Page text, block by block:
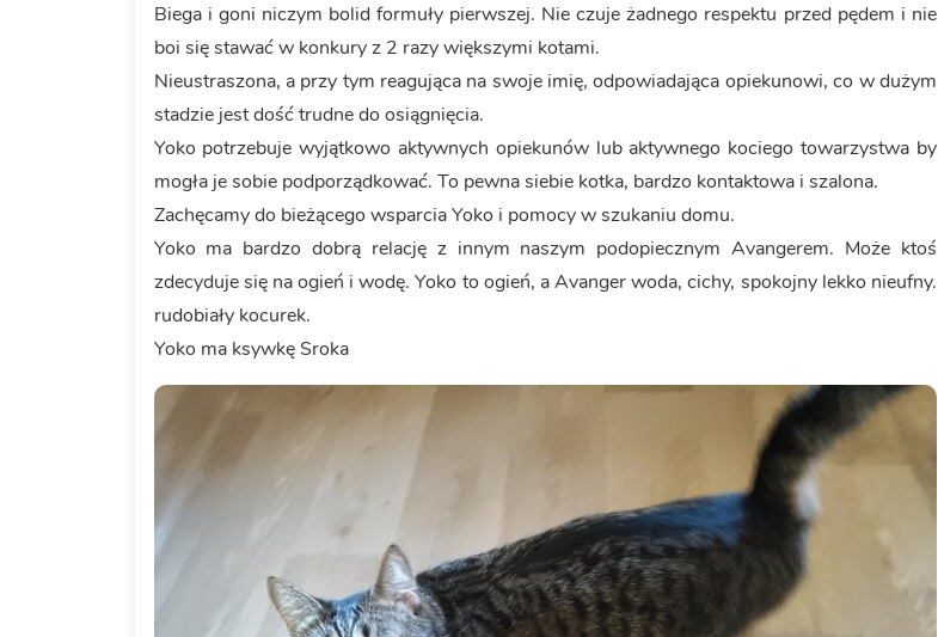
Biega i goni niczym bolid formuły pierwszej. Nie czuje żadnego respektu przed pędem i nie
boi się stawać w konkury z 2 razy większymi kotami.
Nieustraszona, a przy tym reagująca na swoje imię, odpowiadająca opiekunowi, co w dużym
stadzie jest dość trudne do osiągnięcia.
Yoko potrzebuje wyjątkowo aktywnych opiekunów lub aktywnego kociego towarzystwa by
mogła je sobie podporządkować. To pewna siebie kotka, bardzo kontaktowa i szalona.
Zachęcamy do bieżącego wsparcia Yoko i pomocy w szukaniu domu.
Yoko ma bardzo dobrą relację z innym naszym podopiecznym Avangerem. Może ktoś
zdecyduje się na ogień i wodę. Yoko to ogień, a Avanger woda, cichy, spokojny lekko nieufny.
rudobiały kocurek.
Yoko ma ksywkę Sroka